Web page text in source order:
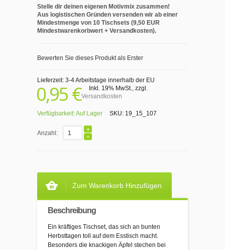
Stelle dir deinen eigenen Motivmix zusammen!
Aus logistischen Gründen versenden wir ab einer
Mindestmenge von 10 Tischsets (9,50 EUR
Mindestwarenkorbwert + Versandkosten).
Bewerten Sie dieses Produkt als Erster
Lieferzeit: 3-4 Arbeitstage innerhalb der EU
0,95 € Inkl. 19% MwSt., zzgl.
Versandkosten
Verfügbarkeit:Auf Lager SKU: 19_15_107
Anzahl:
Zum Warenkorb Hinzufügen
Beschreibung
Ein kräftiges Tischset, das sich an bunten
Herbsttagen toll auf dem Esstisch macht.
Besonders die knackigen Äpfel stechen bei